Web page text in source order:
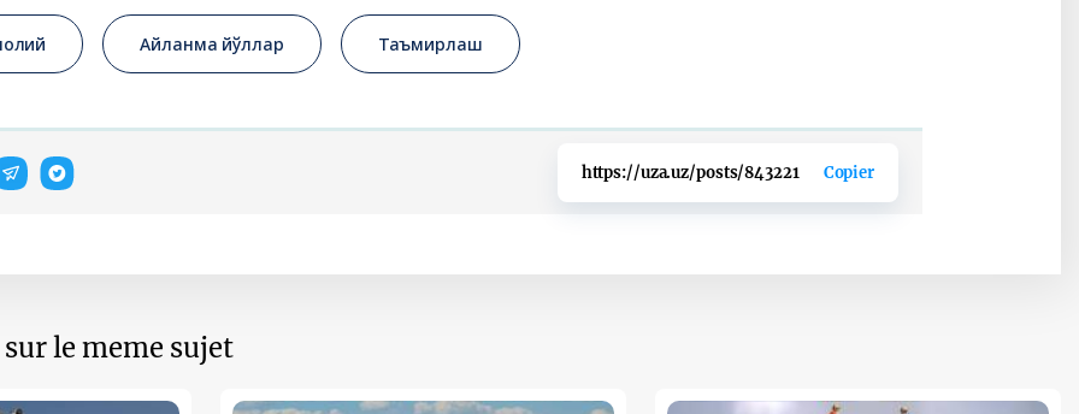
Айланма йўллар Таъмирлаш
https://uza.uz/posts/843221 Copier
le meme sujet